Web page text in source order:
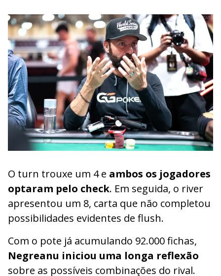
O turn trouxe um 4 e ambos os jogadores
optaram pelo check. Em seguida, o river
apresentou um 8, carta que não completou
possibilidades evidentes de flush.
Com o pote já acumulando 92.000 fichas,
Negreanu iniciou uma longa reflexão
sobre as possíveis combinações do rival.